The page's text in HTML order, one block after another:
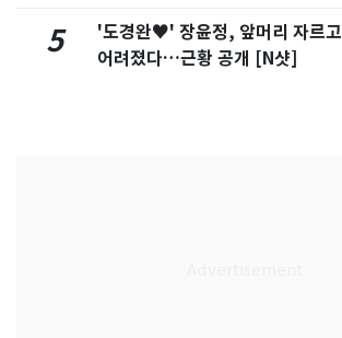
5
'도경완♥' 장윤정, 앞머리 자르고
어려졌다…근황 공개 [N샷]